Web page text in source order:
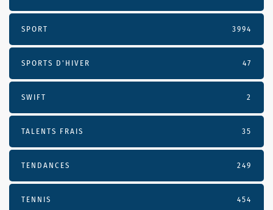
SPORT 3994
SPORTS D'HIVER 47
SWIFT 2
TALENTS FRAIS 35
TENDANCES 249
TENNIS 454